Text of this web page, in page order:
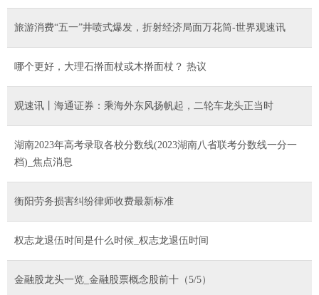
旅游消费“五一”井喷式爆发，折射经济局面万花筒-世界观速讯
哪个更好，大理石擀面杖或木擀面杖？ 热议
观速讯丨海通证券：乘海外东风扬帆起，二轮车龙头正当时
湖南2023年高考录取各校分数线(2023湖南八省联考分数线一分一
档)_焦点消息
衡阳劳务损害纠纷律师收费最新标准
权志龙退伍时间是什么时候_权志龙退伍时间
金融股龙头一览_金融股票概念股前十（5/5）